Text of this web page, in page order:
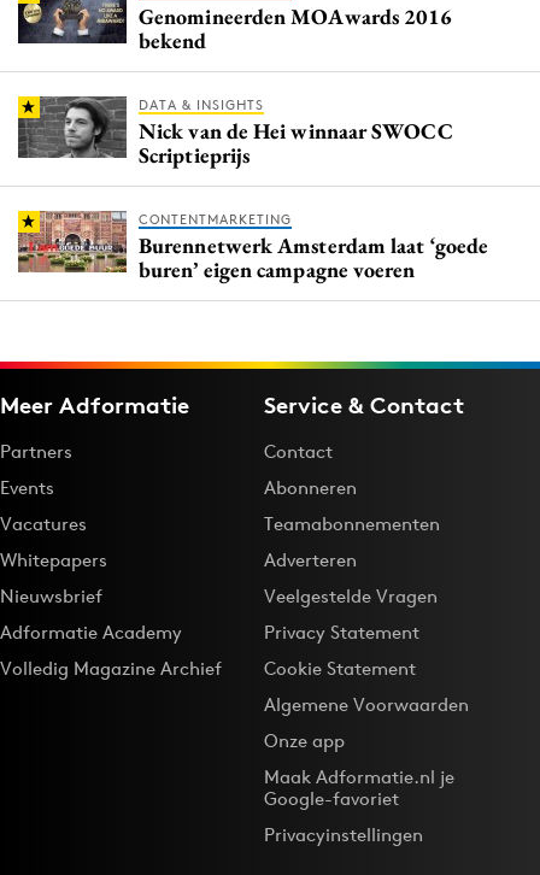
Genomineerden MOAwards 2016
bekend
DATA & INSIGHTS
Nick van de Hei winnaar SWOCC
Scriptieprijs
CONTENTMARKETING
Burennetwerk Amsterdam laat ‘goede
buren’ eigen campagne voeren
Meer Adformatie
Partners
Events
Vacatures
Whitepapers
Nieuwsbrief
Adformatie Academy
Volledig Magazine Archief
Service & Contact
Contact
Abonneren
Teamabonnementen
Adverteren
Veelgestelde Vragen
Privacy Statement
Cookie Statement
Algemene Voorwaarden
Onze app
Maak Adformatie.nl je
Google-favoriet
Privacyinstellingen